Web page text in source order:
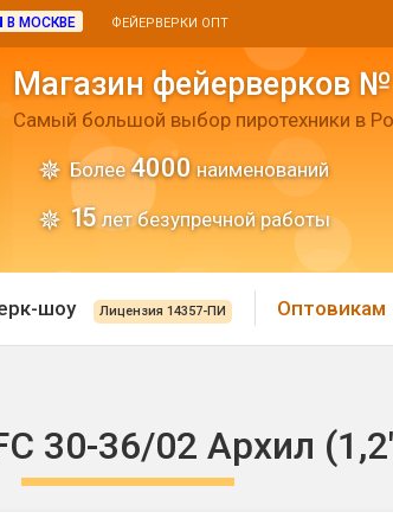
В МОСКВЕ ФЕЙЕРВЕРКИ ОПТ
Магазин фейерверков
Самый большой выбор пиротехники в
Более 4000 наименований
15 лет безупречной работы
Хлопушки и
шоу Лицензия 14357-ПИ Оптовикам
30-36/02 Архил